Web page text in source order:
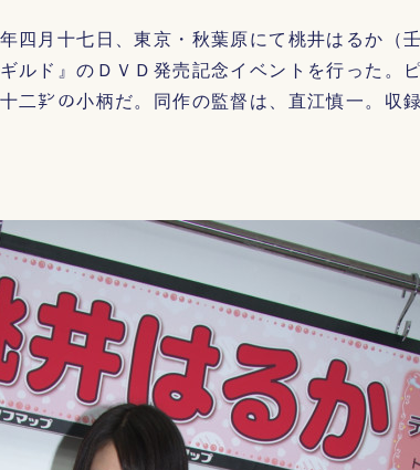
四月十七日、東京・秋葉原にて桃井はるか（
ルド』のＤＶＤ発売記念イベントを行った。
二㌢の小柄だ。同作の監督は、直江慎一。収